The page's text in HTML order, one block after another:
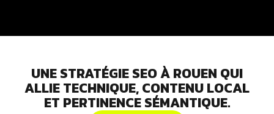
UNE STRATÉGIE SEO À ROUEN QUI
ALLIE TECHNIQUE, CONTENU LOCAL
ET PERTINENCE SÉMANTIQUE.